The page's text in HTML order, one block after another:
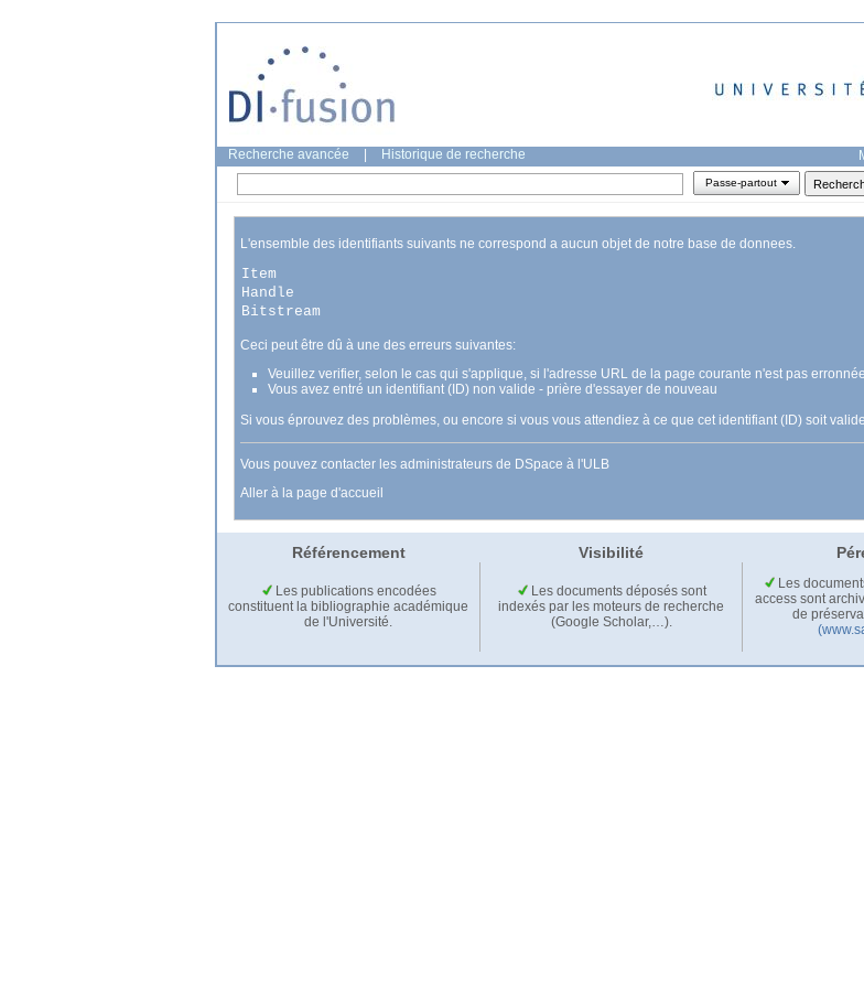
Recherche avancée Historique de recherche
Passe-partout
L'ensemble des identifiants suivants ne correspond a aucun objet de notre base de donnees.
Item
Handle
Bitstream
Ceci peut être dû à une des erreurs suivantes:
Veuillez verifier, selon le cas qui s'applique, si l'adresse URL de la page courante n'est pas
Vous avez entré un identifiant (ID) non valide - prière d'essayer de nouveau
Si vous éprouvez des problèmes, ou encore si vous vous attendiez à ce que cet identifiant (ID) soit
Vous pouvez contacter les administrateurs de DSpace à l'ULB
Aller à la page d'accueil
Référencement Visibilité
Les publications encodées
constituent la bibliographie académique
de l'Université.
Les documents déposés sont
indexés par les moteurs de recherche
(Google Scholar,…).
Les
access sont
de